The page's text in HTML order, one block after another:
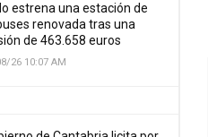
estrena una estación de
renovada tras una
de 463.658 euros
26 10:07 AM